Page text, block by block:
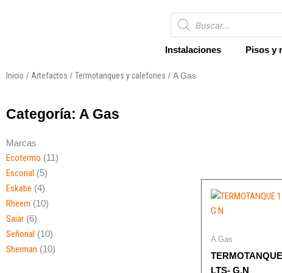
Búsqueda
de
productos
Instalaciones Pisos y
Inicio / Artefactos / Termotanques y calefones / A Gas
Categoría: A Gas
Marcas
Ecotermo (11)
Escorial (5)
Eskabe (4)
Rheem (10)
Saiar (6)
Señorial (10)
Sherman (10)
A Gas
LTS- G.N